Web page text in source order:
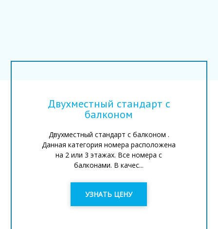
Двухместный стандарт с
балконом
Двухместный стандарт с балконом .
Данная категория номера расположена
на 2 или 3 этажах. Все номера с
балконами. В качес...
УЗНАТЬ ЦЕНУ